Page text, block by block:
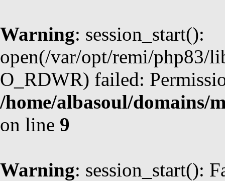
Warning: session_start():
open(/var/opt/remi/php83/
O_RDWR) failed:
/home/albasoul/domains/
on line 9
Warning: session_start():